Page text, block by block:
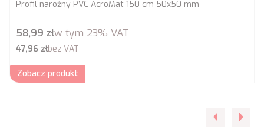
Profil narożny PVC AcroMat 150 cm 50x50 mm
Cena brutto
58,99 złw tym 23% VAT
Cena netto
47,96 złbez VAT
Zobacz produkt